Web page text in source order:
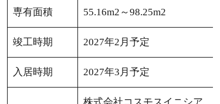
専有面積 55.16m2～98.25m2
竣工時期 2027年2月予定
入居時期 2027年3月予定